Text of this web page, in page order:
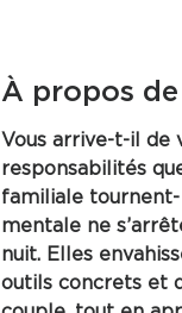
À propos
Vous arrive-t-il de
responsabilités
familiale
mentale ne
nuit. Elles
outils concrets et